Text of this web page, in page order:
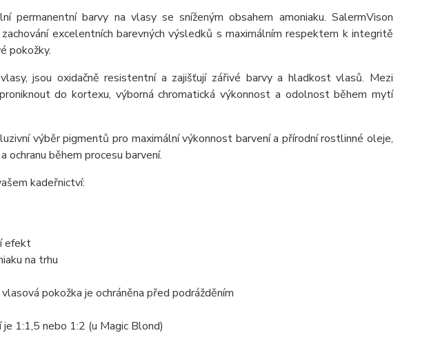
permanentní barvy na vlasy se sníženým obsahem amoniaku. SalermVison
excelentních barevných výsledků s maximálním respektem k integritě
pokožky.
jsou oxidačně resistentní a zajišťují zářivé barvy a hladkost vlasů. Mezi
do kortexu, výborná chromatická výkonnost a odolnost během mytí
výběr pigmentů pro maximální výkonnost barvení a přírodní rostlinné oleje,
během procesu barvení.
kadeřnictví:
efekt
na trhu
pokožka je ochráněna před podrážděním
1:1,5 nebo 1:2 (u Magic Blond)